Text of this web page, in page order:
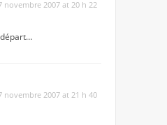
novembre 2007 at 20 h 22
novembre 2007 at 21 h 40